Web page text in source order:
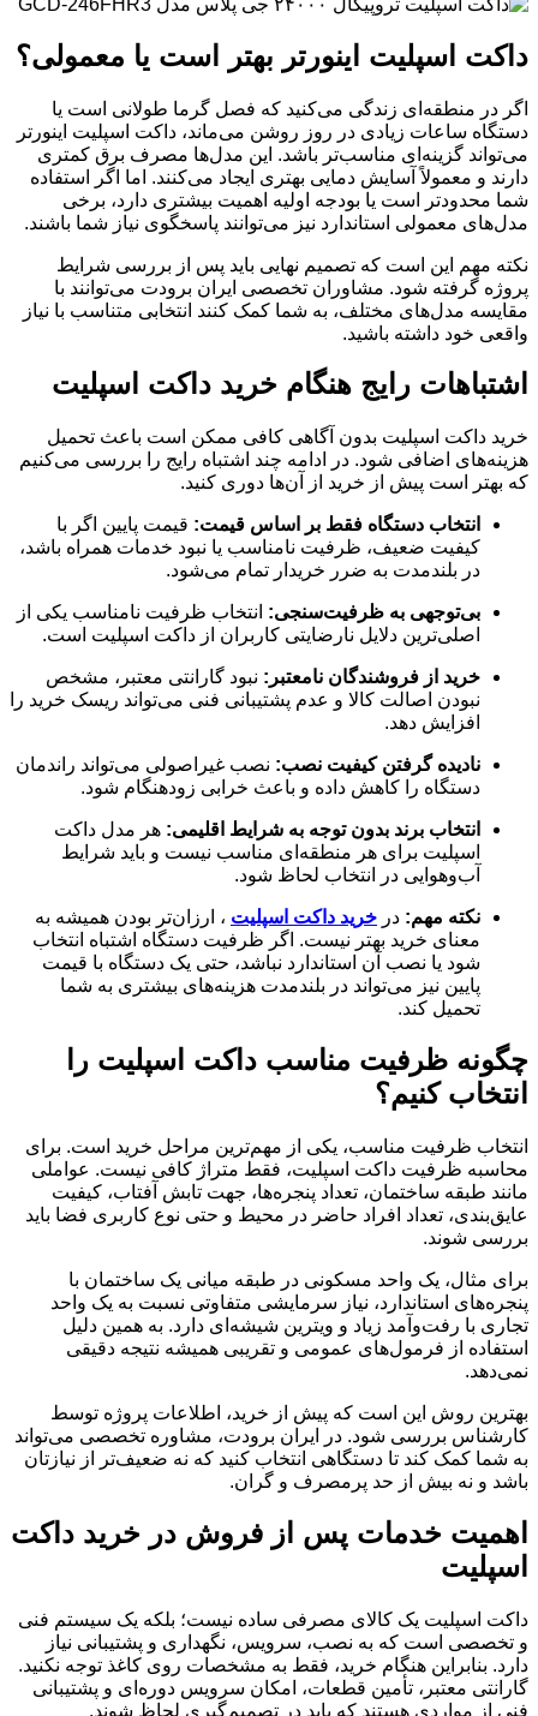
داکت اسپلیت اینورتر بهتر است یا معمولی؟
اگر در منطقه‌ای زندگی می‌کنید که فصل گرما طولانی است یا
دستگاه ساعات زیادی در روز روشن می‌ماند، داکت اسپلیت اینورتر
می‌تواند گزینه‌ای مناسب‌تر باشد. این مدل‌ها مصرف برق کمتری
دارند و معمولاً آسایش دمایی بهتری ایجاد می‌کنند. اما اگر استفاده
شما محدودتر است یا بودجه اولیه اهمیت بیشتری دارد، برخی
مدل‌های معمولی استاندارد نیز می‌توانند پاسخگوی نیاز شما باشند.
نکته مهم این است که تصمیم نهایی باید پس از بررسی شرایط
پروژه گرفته شود. مشاوران تخصصی ایران برودت می‌توانند با
مقایسه مدل‌های مختلف، به شما کمک کنند انتخابی متناسب با نیاز
واقعی خود داشته باشید.
اشتباهات رایج هنگام خرید داکت اسپلیت
خرید داکت اسپلیت بدون آگاهی کافی ممکن است باعث تحمیل
هزینه‌های اضافی شود. در ادامه چند اشتباه رایج را بررسی می‌کنیم
که بهتر است پیش از خرید از آن‌ها دوری کنید.
انتخاب دستگاه فقط بر اساس قیمت: قیمت پایین اگر با
کیفیت ضعیف، ظرفیت نامناسب یا نبود خدمات همراه باشد،
در بلندمدت به ضرر خریدار تمام می‌شود.
بی‌توجهی به ظرفیت‌سنجی: انتخاب ظرفیت نامناسب یکی از
اصلی‌ترین دلایل نارضایتی کاربران از داکت اسپلیت است.
خرید از فروشندگان نامعتبر: نبود گارانتی معتبر، مشخص
نبودن اصالت کالا و عدم پشتیبانی فنی می‌تواند ریسک خرید را
افزایش دهد.
نادیده گرفتن کیفیت نصب: نصب غیراصولی می‌تواند راندمان
دستگاه را کاهش داده و باعث خرابی زودهنگام شود.
انتخاب برند بدون توجه به شرایط اقلیمی: هر مدل داکت
اسپلیت برای هر منطقه‌ای مناسب نیست و باید شرایط
آب‌وهوایی در انتخاب لحاظ شود.
نکته مهم: در خرید داکت اسپلیت ، ارزان‌تر بودن همیشه به
معنای خرید بهتر نیست. اگر ظرفیت دستگاه اشتباه انتخاب
شود یا نصب آن استاندارد نباشد، حتی یک دستگاه با قیمت
پایین نیز می‌تواند در بلندمدت هزینه‌های بیشتری به شما
تحمیل کند.
چگونه ظرفیت مناسب داکت اسپلیت را
انتخاب کنیم؟
انتخاب ظرفیت مناسب، یکی از مهم‌ترین مراحل خرید است. برای
محاسبه ظرفیت داکت اسپلیت، فقط متراژ کافی نیست. عواملی
مانند طبقه ساختمان، تعداد پنجره‌ها، جهت تابش آفتاب، کیفیت
عایق‌بندی، تعداد افراد حاضر در محیط و حتی نوع کاربری فضا باید
بررسی شوند.
برای مثال، یک واحد مسکونی در طبقه میانی یک ساختمان با
پنجره‌های استاندارد، نیاز سرمایشی متفاوتی نسبت به یک واحد
تجاری با رفت‌وآمد زیاد و ویترین شیشه‌ای دارد. به همین دلیل
استفاده از فرمول‌های عمومی و تقریبی همیشه نتیجه دقیقی
نمی‌دهد.
بهترین روش این است که پیش از خرید، اطلاعات پروژه توسط
کارشناس بررسی شود. در ایران برودت، مشاوره تخصصی می‌تواند
به شما کمک کند تا دستگاهی انتخاب کنید که نه ضعیف‌تر از نیازتان
باشد و نه بیش از حد پرمصرف و گران.
اهمیت خدمات پس از فروش در خرید داکت
اسپلیت
داکت اسپلیت یک کالای مصرفی ساده نیست؛ بلکه یک سیستم فنی
و تخصصی است که به نصب، سرویس، نگهداری و پشتیبانی نیاز
دارد. بنابراین هنگام خرید، فقط به مشخصات روی کاغذ توجه نکنید.
گارانتی معتبر، تأمین قطعات، امکان سرویس دوره‌ای و پشتیبانی
فنی از مواردی هستند که باید در تصمیم‌گیری لحاظ شوند.